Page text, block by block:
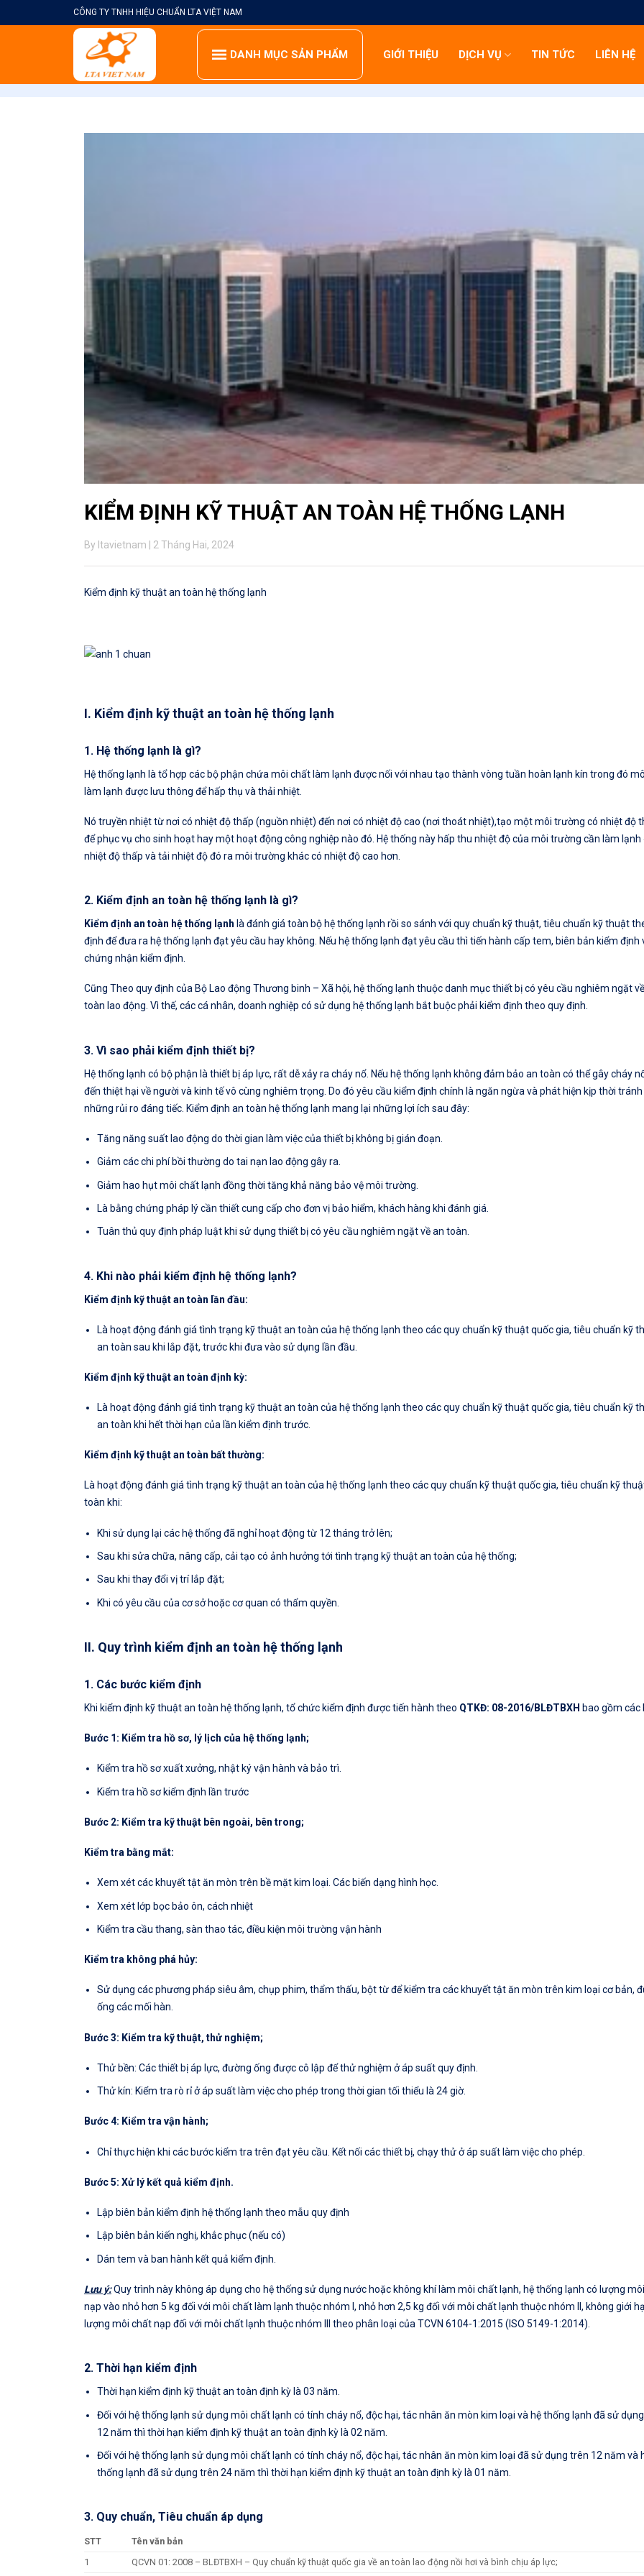
to
CÔNG TY TNHH HIỆU CHUẨN LTA VIỆT NAM
DANH MỤC SẢN PHẨM GIỚI THIỆU DỊCH VỤ TIN TỨC LIÊN HỆ
KIỂM ĐỊNH KỸ THUẬT AN TOÀN HỆ THỐNG LẠNH
By ltavietnam | 2 Tháng Hai, 2024
Kiểm định kỹ thuật an toàn hệ thống lạnh
I. Kiểm định kỹ thuật an toàn hệ thống lạnh
1. Hệ thống lạnh là gì?
Hệ thống lạnh là tổ hợp các bộ phận chứa môi chất làm lạnh được nối với nhau tạo thành vòng tuần hoàn lạnh kín trong đó
làm lạnh được lưu thông để hấp thụ và thải nhiệt.
Nó truyền nhiệt từ nơi có nhiệt độ thấp (nguồn nhiệt) đến nơi có nhiệt độ cao (nơi thoát nhiệt),tạo một môi trường có nhiệt độ
để phục vụ cho sinh hoạt hay một hoạt động công nghiệp nào đó. Hệ thống này hấp thu nhiệt độ của môi trường cần làm lạnh
nhiệt độ thấp và tải nhiệt độ đó ra môi trường khác có nhiệt độ cao hơn.
2. Kiểm định an toàn hệ thống lạnh là gì?
Kiểm định an toàn hệ thống lạnh là đánh giá toàn bộ hệ thống lạnh rồi so sánh với quy chuẩn kỹ thuật, tiêu chuẩn kỹ thuật
định để đưa ra hệ thống lạnh đạt yêu cầu hay không. Nếu hệ thống lạnh đạt yêu cầu thì tiến hành cấp tem, biên bản kiểm định
chứng nhận kiểm định.
Cũng Theo quy định của Bộ Lao động Thương binh – Xã hội, hệ thống lạnh thuộc danh mục thiết bị có yêu cầu nghiêm ngặt
toàn lao động. Vì thế, các cá nhân, doanh nghiệp có sử dụng hệ thống lạnh bắt buộc phải kiểm định theo quy định.
3. Vì sao phải kiểm định thiết bị?
Hệ thống lạnh có bộ phận là thiết bị áp lực, rất dễ xảy ra cháy nổ. Nếu hệ thống lạnh không đảm bảo an toàn có thể gây cháy
đến thiệt hại về người và kinh tế vô cùng nghiêm trọng. Do đó yêu cầu kiểm định chính là ngăn ngừa và phát hiện kịp thời tránh
những rủi ro đáng tiếc. Kiểm định an toàn hệ thống lạnh mang lại những lợi ích sau đây:
Tăng năng suất lao động do thời gian làm việc của thiết bị không bị gián đoạn.
Giảm các chi phí bồi thường do tai nạn lao động gây ra.
Giảm hao hụt môi chất lạnh đồng thời tăng khả năng bảo vệ môi trường.
Là bằng chứng pháp lý cần thiết cung cấp cho đơn vị bảo hiểm, khách hàng khi đánh giá.
Tuân thủ quy định pháp luật khi sử dụng thiết bị có yêu cầu nghiêm ngặt về an toàn.
4. Khi nào phải kiểm định hệ thống lạnh?
Kiểm định kỹ thuật an toàn lần đầu:
Là hoạt động đánh giá tình trạng kỹ thuật an toàn của hệ thống lạnh theo các quy chuẩn kỹ thuật quốc gia, tiêu chuẩn kỹ
an toàn sau khi lắp đặt, trước khi đưa vào sử dụng lần đầu.
Kiểm định kỹ thuật an toàn định kỳ:
Là hoạt động đánh giá tình trạng kỹ thuật an toàn của hệ thống lạnh theo các quy chuẩn kỹ thuật quốc gia, tiêu chuẩn kỹ
an toàn khi hết thời hạn của lần kiểm định trước.
Kiểm định kỹ thuật an toàn bất thường:
Là hoạt động đánh giá tình trạng kỹ thuật an toàn của hệ thống lạnh theo các quy chuẩn kỹ thuật quốc gia, tiêu chuẩn kỹ
toàn khi:
Khi sử dụng lại các hệ thống đã nghỉ hoạt động từ 12 tháng trở lên;
Sau khi sửa chữa, nâng cấp, cải tạo có ảnh hưởng tới tình trạng kỹ thuật an toàn của hệ thống;
Sau khi thay đổi vị trí lắp đặt;
Khi có yêu cầu của cơ sở hoặc cơ quan có thẩm quyền.
II. Quy trình kiểm định an toàn hệ thống lạnh
1. Các bước kiểm định
Khi kiểm định kỹ thuật an toàn hệ thống lạnh, tổ chức kiểm định được tiến hành theo QTKĐ: 08-2016/BLĐTBXH bao gồm các
Bước 1: Kiểm tra hồ sơ, lý lịch của hệ thống lạnh;
Kiểm tra hồ sơ xuất xưởng, nhật ký vận hành và bảo trì.
Kiểm tra hồ sơ kiểm định lần trước
Bước 2: Kiểm tra kỹ thuật bên ngoài, bên trong;
Kiểm tra bằng mắt:
Xem xét các khuyết tật ăn mòn trên bề mặt kim loại. Các biến dạng hình học.
Xem xét lớp bọc bảo ôn, cách nhiệt
Kiểm tra cầu thang, sàn thao tác, điều kiện môi trường vận hành
Kiểm tra không phá hủy:
Sử dụng các phương pháp siêu âm, chụp phim, thẩm thấu, bột từ để kiểm tra các khuyết tật ăn mòn trên kim loại cơ bản,
ống các mối hàn.
Bước 3: Kiểm tra kỹ thuật, thử nghiệm;
Thử bền: Các thiết bị áp lực, đường ống được cô lập để thử nghiệm ở áp suất quy định.
Thử kín: Kiểm tra rò rỉ ở áp suất làm việc cho phép trong thời gian tối thiểu là 24 giờ.
Bước 4: Kiểm tra vận hành;
Chỉ thực hiện khi các bước kiểm tra trên đạt yêu cầu. Kết nối các thiết bị, chạy thử ở áp suất làm việc cho phép.
Bước 5: Xử lý kết quả kiểm định.
Lập biên bản kiểm định hệ thống lạnh theo mẫu quy định
Lập biên bản kiến nghị, khắc phục (nếu có)
Dán tem và ban hành kết quả kiểm định.
Lưu ý:Quy trình này không áp dụng cho hệ thống sử dụng nước hoặc không khí làm môi chất lạnh, hệ thống lạnh có lượng
nạp vào nhỏ hơn 5 kg đối với môi chất làm lạnh thuộc nhóm I, nhỏ hơn 2,5 kg đối với môi chất lạnh thuộc nhóm II, không giới
lượng môi chất nạp đối với môi chất lạnh thuộc nhóm III theo phân loại của TCVN 6104-1:2015 (ISO 5149-1:2014).
2. Thời hạn kiểm định
Thời hạn kiểm định kỹ thuật an toàn định kỳ là 03 năm.
Đối với hệ thống lạnh sử dụng môi chất lạnh có tính cháy nổ, độc hại, tác nhân ăn mòn kim loại và hệ thống lạnh đã sử
12 năm thì thời hạn kiểm định kỹ thuật an toàn định kỳ là 02 năm.
Đối với hệ thống lạnh sử dụng môi chất lạnh có tính cháy nổ, độc hại, tác nhân ăn mòn kim loại đã sử dụng trên 12 năm và
thống lạnh đã sử dụng trên 24 năm thì thời hạn kiểm định kỹ thuật an toàn định kỳ là 01 năm.
3. Quy chuẩn, Tiêu chuẩn áp dụng
STT
Tên văn bản
1
QCVN 01: 2008 – BLĐTBXH – Quy chuẩn kỹ thuật quốc gia về an toàn lao động nồi hơi và bình chịu áp lực;